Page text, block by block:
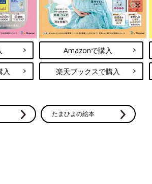
ト「hinaharu_ikuji」
さんが3COINSで購入したお絵描きバッ
◎
入
Amazonで購入
楽天ブックスで購入
たまひよの絵本